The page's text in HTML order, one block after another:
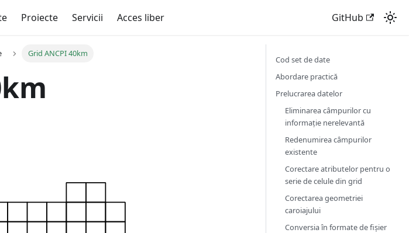
Proiecte Servicii Acces liber GitHub
Grid ANCPI 40km
Cod set de date
Abordare practică
Prelucrarea datelor
Eliminarea câmpurilor cu
informație nerelevantă
Redenumirea câmpurilor
existente
Corectare atributelor pentru o
serie de celule din grid
Corectarea geometriei
caroiajului
Conversia în formate de fișier